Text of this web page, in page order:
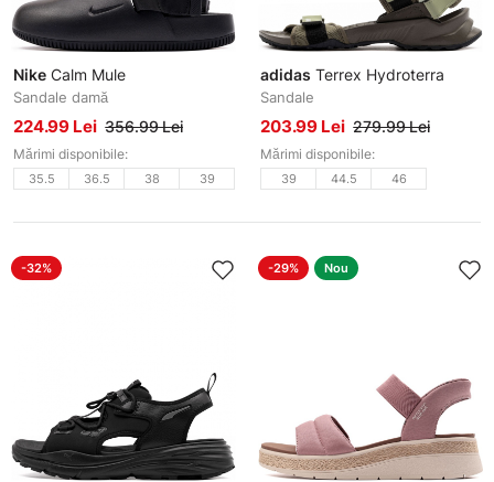
Nike Calm Mule
Sandale damă
224.99 Lei 356.99 Lei
Mărimi disponibile:
35.5 36.5 38 39
adidas Terrex Hydroterra
Sandale
203.99 Lei 279.99 Lei
Mărimi disponibile:
39 44.5 46
-32% -29% Nou